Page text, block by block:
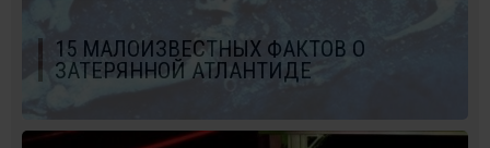
15 МАЛОИЗВЕСТНЫХ ФАКТОВ О
ЗАТЕРЯННОЙ АТЛАНТИДЕ